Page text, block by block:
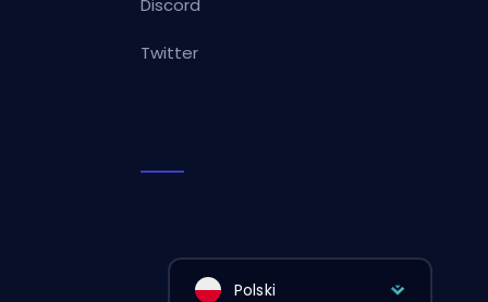
Discord
Twitter
Polski